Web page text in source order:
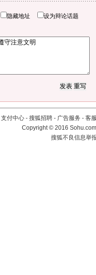
隐藏地址 设为辩论话题
支付中心 - 搜狐招聘 - 广告服务 - 客
Copyright©2016
搜狐不良信息举